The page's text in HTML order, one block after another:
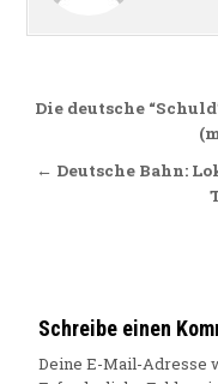
Die deutsche
← Deutsche Bahn:
Schreibe einen
Deine E-Mail-Adresse